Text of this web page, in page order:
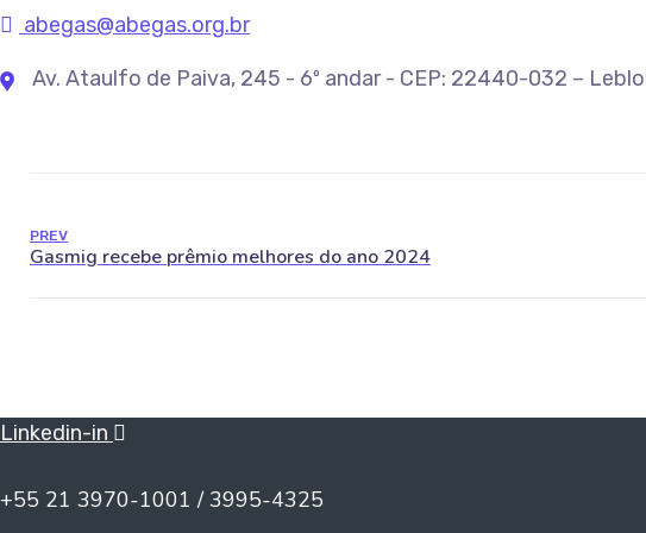
abegas@abegas.org.br
Av. Ataulfo de Paiva, 245 - 6º andar - CEP: 22440-032 –
PREV
Linkedin-in
+55 21 3970-1001 / 3995-4325